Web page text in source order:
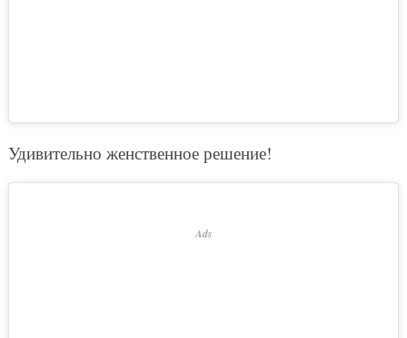
Удивительно женственное решение!
Ads